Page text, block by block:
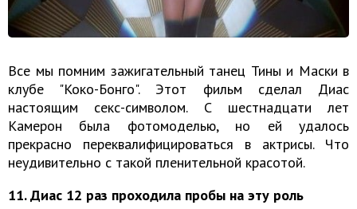
Все мы помним зажигательный танец Тины и Маски в
клубе "Коко-Бонго". Этот фильм сделал Диас
настоящим секс-символом. С шестнадцати лет
Камерон была фотомоделью, но ей удалось
прекрасно переквалифицироваться в актрисы. Что
неудивительно с такой пленительной красотой.
11. Диас 12 раз проходила пробы на эту роль